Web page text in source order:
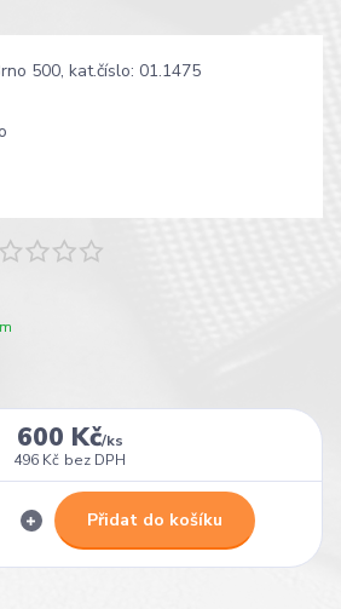
600 Kč/ks
496 Kč bez DPH
Přidat do košíku